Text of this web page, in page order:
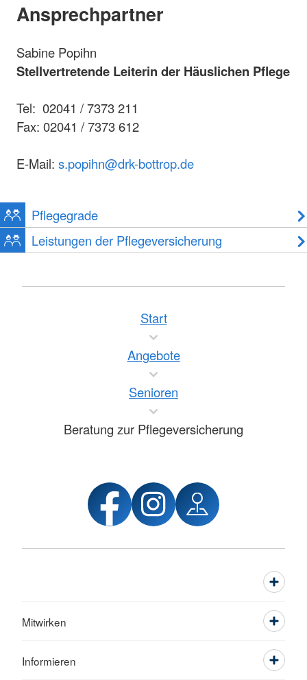
Ansprechpartner
Sabine Popihn
Stellvertretende Leiterin der Häuslichen Pflege
Tel: 02041 / 7373 211
Fax: 02041 / 7373 612
E-Mail: s.popihn@drk-bottrop.de
Pflegegrade
Leistungen der Pflegeversicherung
Start
Angebote
Senioren
Beratung zur Pflegeversicherung
Mitwirken
Informieren